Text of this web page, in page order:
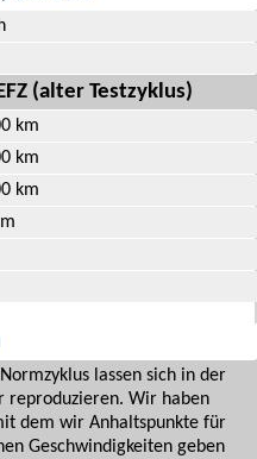
(alter Testzyklus)
km
km
km
lassen sich in der
reproduzieren. Wir haben
dem wir Anhaltspunkte für
Geschwindigkeiten geben